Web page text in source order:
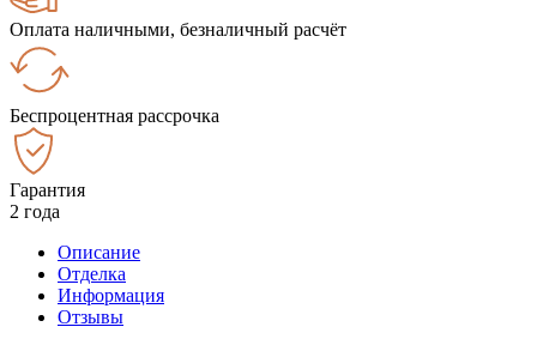
Оплата наличными, безналичный расчёт
Беспроцентная рассрочка
Гарантия
2 года
Описание
Отделка
Информация
Отзывы